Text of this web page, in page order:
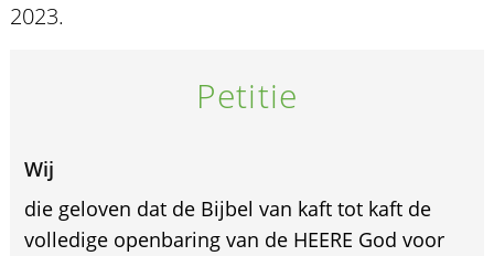
2023.
Petitie
Wij
die geloven dat de Bijbel van kaft tot kaft de
volledige openbaring van de HEERE God voor